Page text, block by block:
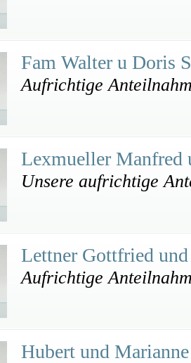
Fam Walter u Doris
Aufrichtige
Lexmueller
Unsere aufrichtige
Lettner Gottfried
Aufrichtige
Hubert und